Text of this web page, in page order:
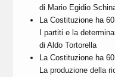
di Mario Egidio
La Costituzione ha
I partiti e la
di Aldo Tortorella
La Costituzione ha
La produzione della